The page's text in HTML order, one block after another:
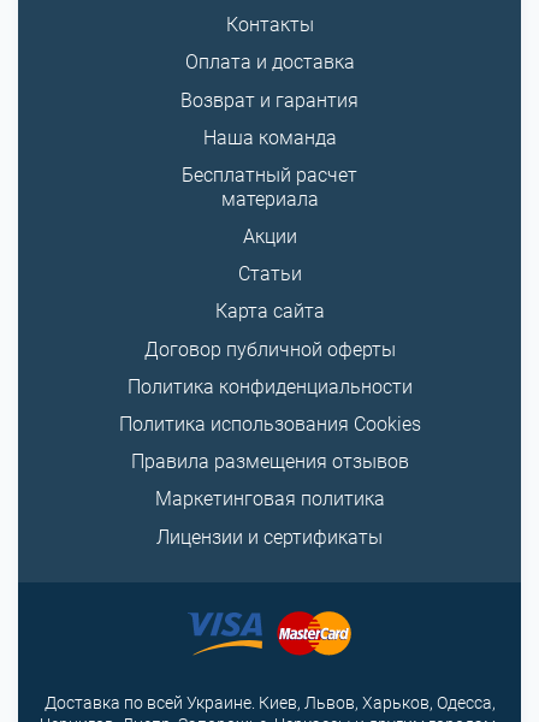
Контакты
Оплата и доставка
Возврат и гарантия
Наша команда
Бесплатный расчет
материала
Акции
Статьи
Карта сайта
Договор публичной оферты
Политика конфиденциальности
Политика использования Cookies
Правила размещения отзывов
Маркетинговая политика
Лицензии и сертификаты
Доставка по всей Украине. Киев, Львов, Харьков, Одесса,